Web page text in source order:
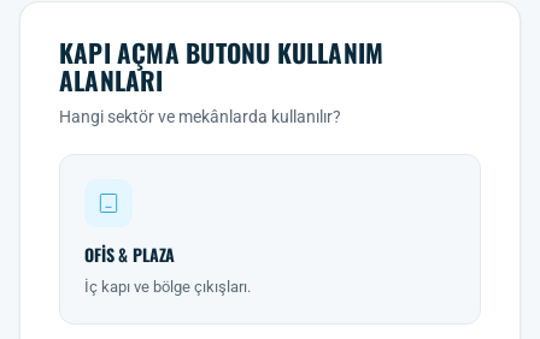
KAPI AÇMA BUTONU KULLANIM
ALANLARI
Hangi sektör ve mekânlarda kullanılır?
OFIS & PLAZA
İç kapı ve bölge çıkışları.